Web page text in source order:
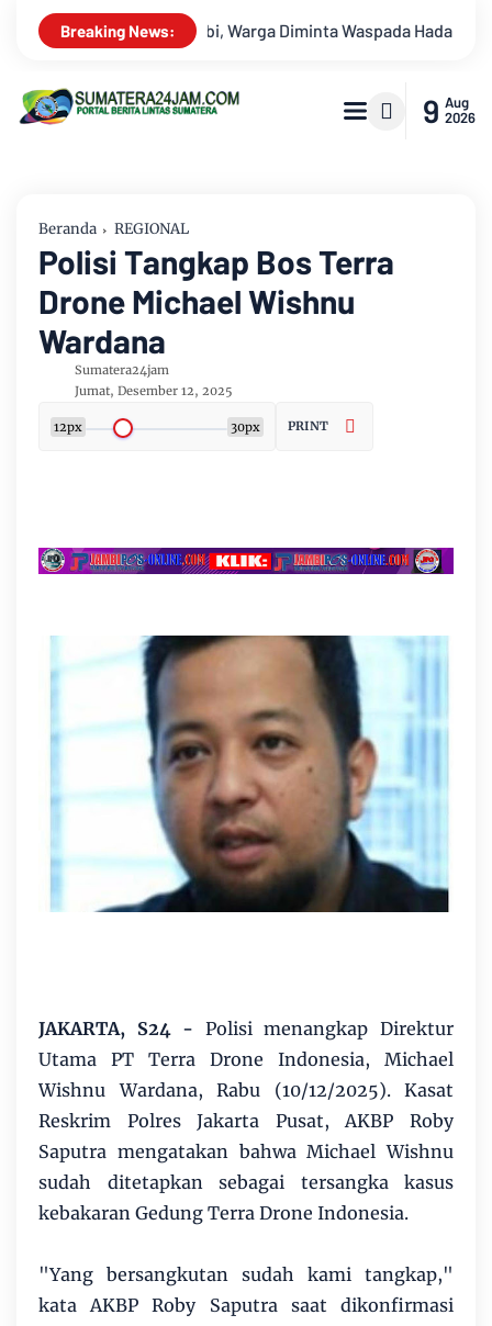
Breaking News:
Hadapi Puncak Kemarau Survei Lapangan Dilakukan,
9 Aug
2026
Beranda REGIONAL
Polisi Tangkap Bos Terra
Drone Michael Wishnu
Wardana
Sumatera24jam
Jumat, Desember 12, 2025
12px 30px PRINT
JAKARTA, S24 - Polisi menangkap Direktur
Utama PT Terra Drone Indonesia, Michael
Wishnu Wardana, Rabu (10/12/2025). Kasat
Reskrim Polres Jakarta Pusat, AKBP Roby
Saputra mengatakan bahwa Michael Wishnu
sudah ditetapkan sebagai tersangka kasus
kebakaran Gedung Terra Drone Indonesia.
"Yang bersangkutan sudah kami tangkap,"
kata AKBP Roby Saputra saat dikonfirmasi